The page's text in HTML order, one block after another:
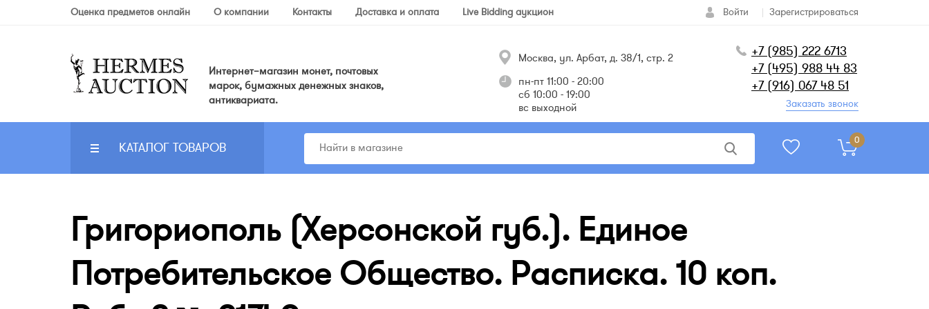
Оценка предметов онлайн О компании Контакты Доставка и оплата Live Bidding аукцион Зарегистрироваться
Войти
Интернет–магазин монет, почтовых
марок, бумажных денежных знаков,
антиквариата.
Москва, ул. Арбат, д. 38/1, стр. 2
пн-пт 11:00 - 20:00
сб 10:00 - 19:00
вс выходной
+7 (985) 222 6713
+7 (495) 988 44 83
+7 (916) 067 48 51
Заказать звонок
КАТАЛОГ ТОВАРОВ 0
Григориополь (Херсонской губ.). Единое
Потребительское Общество. Расписка. 10 коп.